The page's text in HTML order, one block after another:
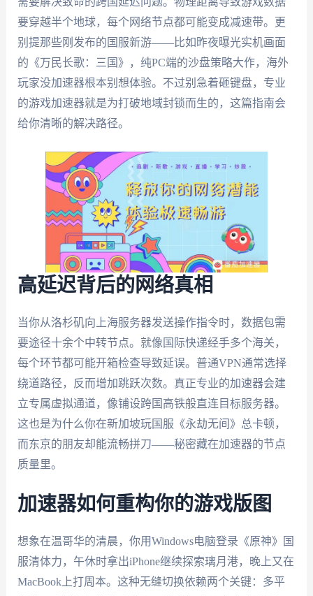
要穿越半个地球，每个网络节点都可能变成减速带。更
别提那些刚发布的国服新游——比如昨夜曝光实机画面
的《万民长歌：三国》，纯PC端的沙盘策略大作，海外
玩家没加速器根本别想体验。不过别急着砸键盘，专业
的游戏加速器就是为打破地域封锁而生的，这篇指南会
给你清晰的解决路径。
高延迟背后的网络真相
当你从洛杉矶向上海服务器发送操作指令时，数据包需
要途径十余个中转节点。就像国际快递经手多个海关，
每个环节都可能开箱检查导致延误。普通VPN通常选择
绕道路径，反而增加跳跃次数。真正专业的加速器会建
立专属虚拟通道，像铺设跨国高铁般直连目标服务器。
这也是为什么你在新加坡玩国服《永劫无间》总卡顿，
而东京的朋友却能流畅拼刀——秘密藏在加速器的节点
质量里。
加速器如何重构你的游戏版图
想象在温哥华的清晨，你用Windows电脑登录《原神》国
服清体力，午休时拿出iPhone继续探索璃月港，晚上又在
MacBook上打周本。这种无缝切换依赖两个关键：多平